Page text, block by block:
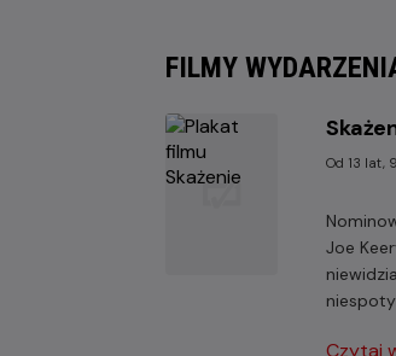
FILMY
Od 13 lat,
Joe
Czytaj